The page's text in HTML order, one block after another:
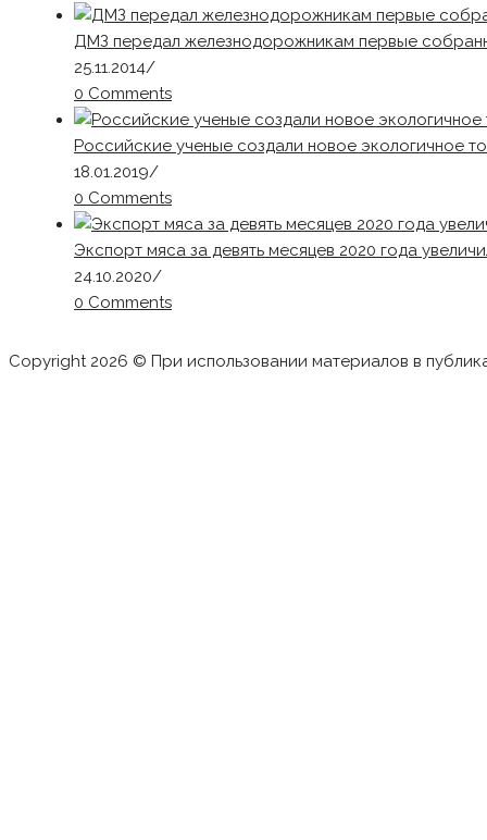
ДМЗ передал железнодорожникам первые
25.11.2014/
0 Comments
Российские ученые создали новое экологичное
18.01.2019/
0 Comments
Экспорт мяса за девять месяцев 2020 года
24.10.2020/
0 Comments
Copyright 2026 © При использовании материалов в